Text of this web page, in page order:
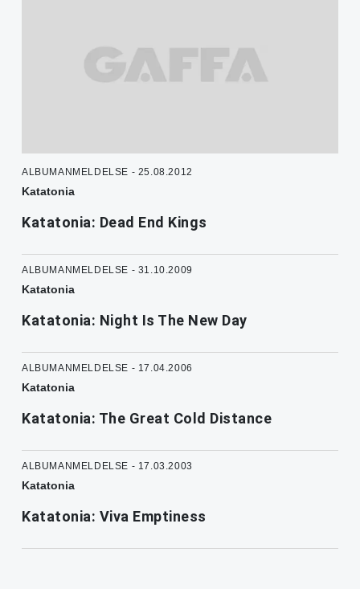
ALBUMANMELDELSE - 25.08.2012
Katatonia
Katatonia: Dead End Kings
ALBUMANMELDELSE - 31.10.2009
Katatonia
Katatonia: Night Is The New Day
ALBUMANMELDELSE - 17.04.2006
Katatonia
Katatonia: The Great Cold Distance
ALBUMANMELDELSE - 17.03.2003
Katatonia
Katatonia: Viva Emptiness